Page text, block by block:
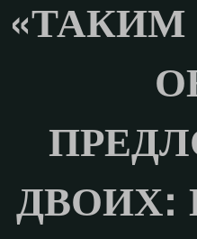
ДВОИХ: